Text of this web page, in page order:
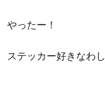
やったー！
ステッカー好きなわし